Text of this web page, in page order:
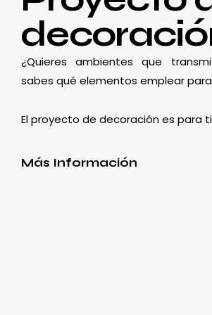
¿Quieres ambientes que
sabes qué elementos emplear
El proyecto de decoración es para
Más Información